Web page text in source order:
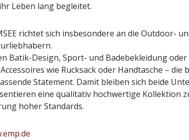
Leben lang begleitet.
richtet sich insbesondere an die Outdoor-
Batik-Design, Sport- und Badebekleidung oder
wie Rucksack oder Handtasche – die
Statement. Damit bleiben sich beide
eine qualitativ hochwertige Kollektion
hoher Standards.